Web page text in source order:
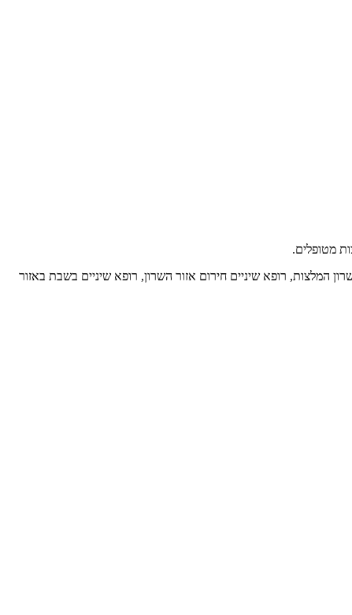
מטופלים.
שיניים באזור השרון, רופא שיניים בשרון המלצות, רופא שיניים חירום אזור השרון, רופא שיניים בשבת באזור